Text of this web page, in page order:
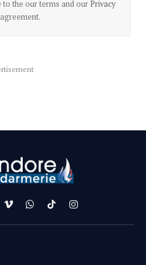
to the our terms and our Privacy
VimeoWhatsApp
TikTokInstagram